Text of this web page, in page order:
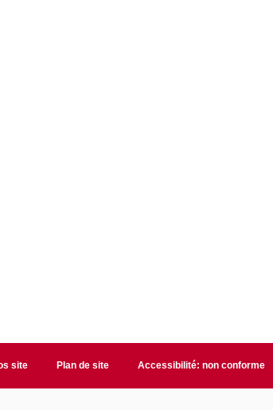
site Plan de site Accessibilité: non conforme